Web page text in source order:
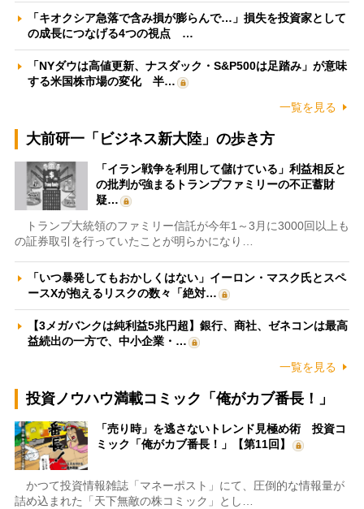
「キオクシア急落で含み損が膨らんで…」損失を投資家として
の成長につなげる4つの視点 …
「NYダウは高値更新、ナスダック・S&P500は足踏み」が意味
する米国株市場の変化 半…
一覧を見る
大前研一「ビジネス新大陸」の歩き方
「イラン戦争を利用して儲けている」利益相反と
の批判が強まるトランプファミリーの不正蓄財
疑…
トランプ大統領のファミリー信託が今年1～3月に3000回以上も
の証券取引を行っていたことが明らかになり…
「いつ暴発してもおかしくはない」イーロン・マスク氏とスペ
ースXが抱えるリスクの数々「絶対…
【3メガバンクは純利益5兆円超】銀行、商社、ゼネコンは最高
益続出の一方で、中小企業・…
一覧を見る
投資ノウハウ満載コミック「俺がカブ番長！」
「売り時」を逃さないトレンド見極め術 投資コ
ミック「俺がカブ番長！」【第11回】
かつて投資情報雑誌「マネーポスト」にて、圧倒的な情報量が
詰め込まれた「天下無敵の株コミック」とし…